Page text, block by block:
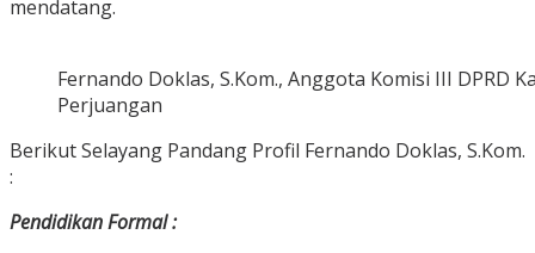
mendatang.
Fernando Doklas, S.Kom., Anggota Komisi III DPRD
Perjuangan
Berikut Selayang Pandang Profil Fernando Doklas, S.Kom.
:
Pendidikan Formal :